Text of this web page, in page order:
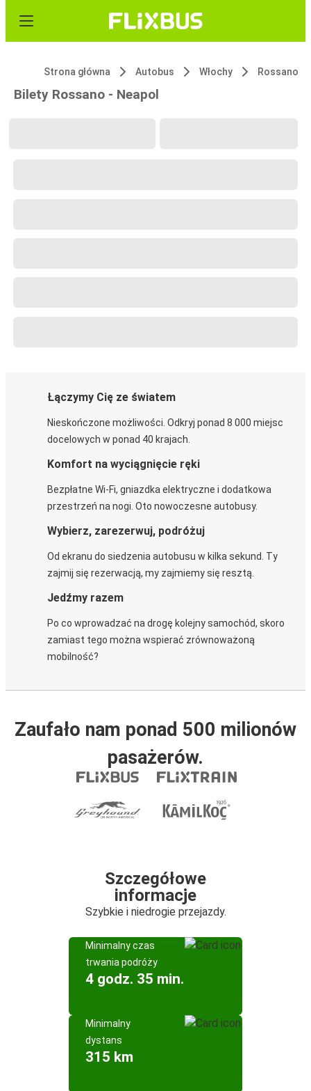
Strona główna Autobus Włochy Rossano
Bilety Rossano - Neapol
Łączymy Cię ze światem
Nieskończone możliwości. Odkryj ponad 8 000 miejsc
docelowych w ponad 40 krajach.
Komfort na wyciągnięcie ręki
Bezpłatne Wi-Fi, gniazdka elektryczne i dodatkowa
przestrzeń na nogi. Oto nowoczesne autobusy.
Wybierz, zarezerwuj, podróżuj
Od ekranu do siedzenia autobusu w kilka sekund. Ty
zajmij się rezerwacją, my zajmiemy się resztą.
Jedźmy razem
Po co wprowadzać na drogę kolejny samochód, skoro
zamiast tego można wspierać zrównoważoną
mobilność?
Zaufało nam ponad 500 milionów
pasażerów.
Szczegółowe
informacje
Szybkie i niedrogie przejazdy.
Minimalny czas
trwania podróży
4 godz. 35 min.
Minimalny
dystans
315 km